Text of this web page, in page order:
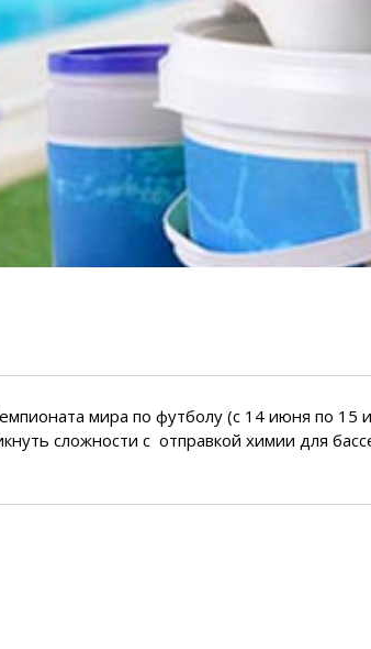
мира по футболу (c 14 июня по 15
сложности с отправкой химии для